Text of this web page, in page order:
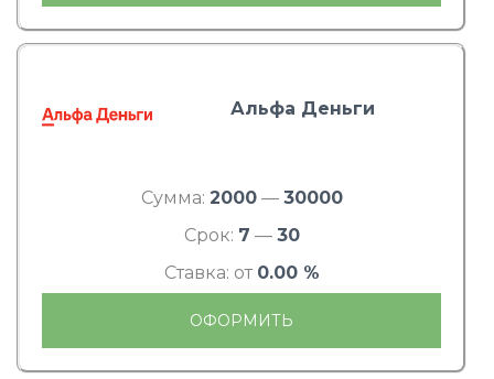
Альфа Деньги
Сумма: 2000— 30000
Срок: 7 — 30
Ставка: от 0.00 %
ОФОРМИТЬ